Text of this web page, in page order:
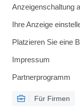
Anzeigenschaltung
Ihre Anzeige
Platzieren Sie eine
Impressum
Partnerprogramm
Für Firmen